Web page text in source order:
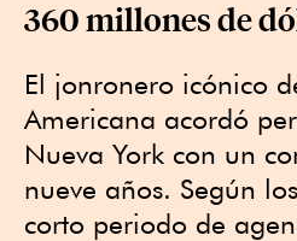
360 millones de
El jonronero icónico
Americana acordó
Nueva York con un
nueve años. Según
corto periodo de